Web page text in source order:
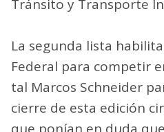
Tránsito y Transporte
La segunda lista
Federal para competir
tal Marcos Schneider
cierre de esta edición